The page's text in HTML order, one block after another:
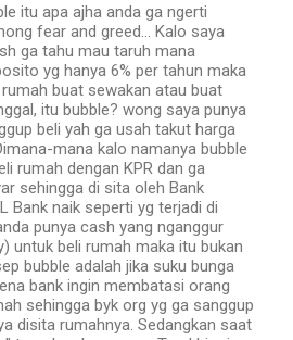
itu apa ajha anda ga ngerti
fear and greed... Kalo saya
ga tahu mau taruh mana
yg hanya 6% per tahun maka
buat sewakan atau buat
itu bubble? wong saya punya
beli yah ga usah takut harga
mana kalo namanya bubble
rumah dengan KPR dan ga
sehingga di sita oleh Bank
Bank naik seperti yg terjadi di
punya cash yang nganggur
untuk beli rumah maka itu bukan
bubble adalah jika suku bunga
bank ingin membatasi orang
sehingga byk org yg ga sanggup
disita rumahnya. Sedangkan saat